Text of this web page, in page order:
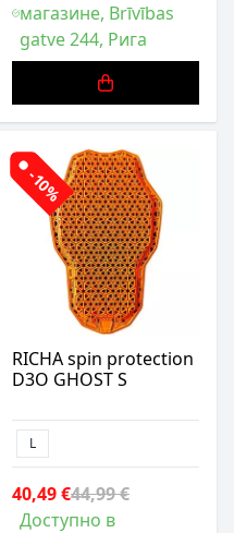
магазине, Brīvības
gatve 244, Рига
-10%
RICHA spin protection
D3O GHOST S
L
40,49 €44,99 €
Доступно в